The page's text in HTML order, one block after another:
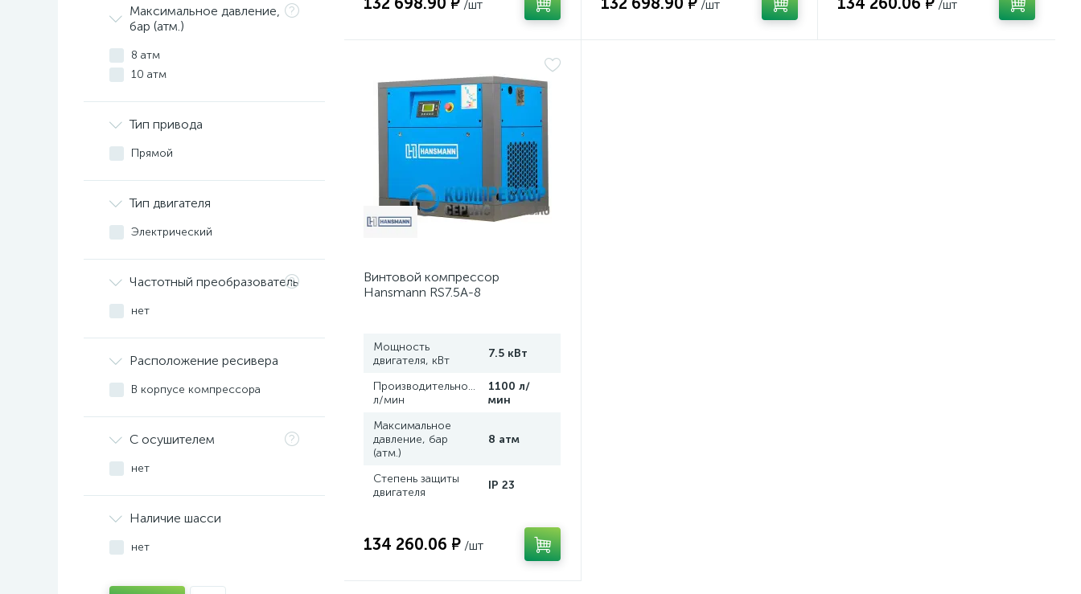
Максимальное давление,
бар (атм.)
8 атм
10 атм
Тип привода
Прямой
Тип двигателя
Электрический
Частотный преобразователь
нет
Расположение ресивера
В корпусе компрессора
С осушителем
нет
Наличие шасси
нет
/шт /шт /шт
Винтовой компрессор
Hansmann RS7.5A-8
Мощность
двигателя, кВт
7.5 кВт
Производительность,
л/мин
1100 л/
мин
Максимальное
давление, бар
(атм.)
8 атм
Степень защиты
двигателя
IP 23
134 260.06 ₽ /шт